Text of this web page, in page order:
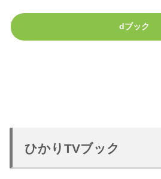
dブック
ひかりTVブック